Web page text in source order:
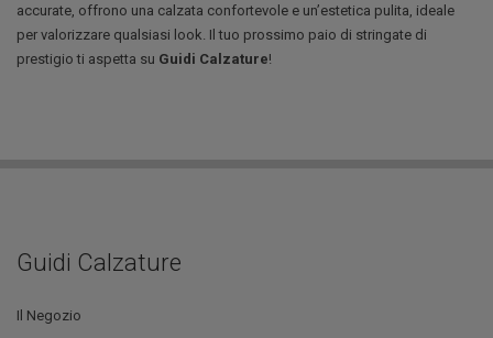
accurate, offrono una calzata confortevole e un’estetica pulita, ideale
per valorizzare qualsiasi look. Il tuo prossimo paio di stringate di
prestigio ti aspetta su Guidi Calzature!
Guidi Calzature
Il Negozio